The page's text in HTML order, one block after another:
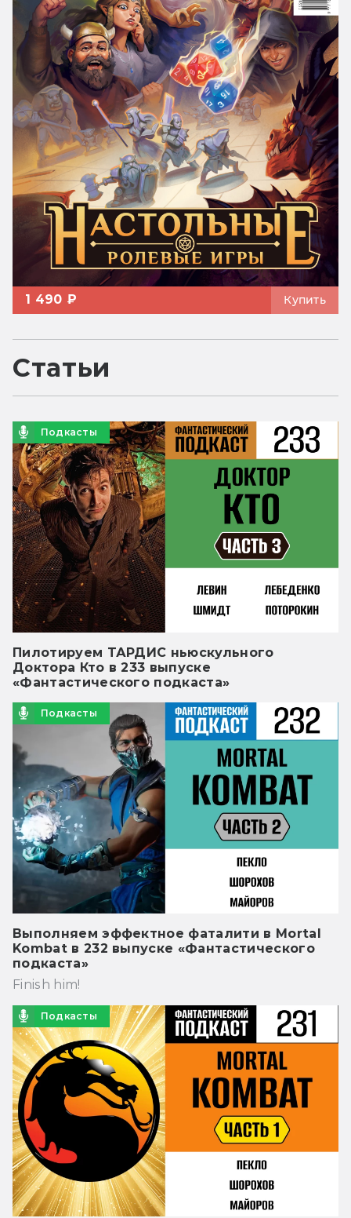
1 490 ₽ Купить
Статьи
Подкасты
Пилотируем ТАРДИС ньюскульного
Доктора Кто в 233 выпуске
«Фантастического подкаста»
Подкасты
Выполняем эффектное фаталити в Mortal
Kombat в 232 выпуске «Фантастического
подкаста»
Finish him!
Подкасты